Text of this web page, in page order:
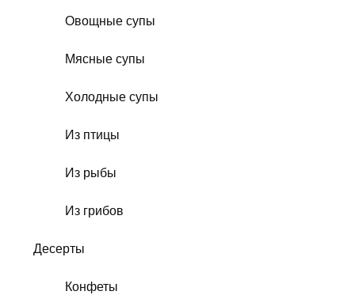
Овощные супы
Мясные супы
Холодные супы
Из птицы
Из рыбы
Из грибов
Десерты
Конфеты